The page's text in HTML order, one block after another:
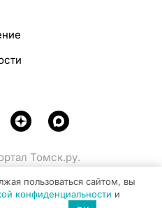
Томск.ру.
связи и массовых
Федерации.
пользоваться сайтом, вы
конфиденциальности и